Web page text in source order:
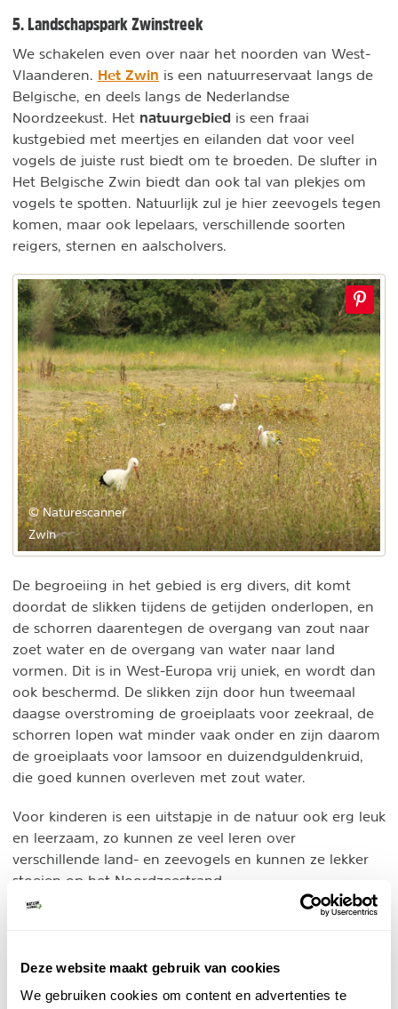
Deze website maakt gebruik van cookies
We gebruiken cookies om content en advertenties te
5. Landschapspark Zwinstreek
We schakelen even over naar het noorden van West-
Vlaanderen. Het Zwin is een natuurreservaat langs de
Belgische, en deels langs de Nederlandse
Noordzeekust. Het natuurgebied is een fraai
kustgebied met meertjes en eilanden dat voor veel
vogels de juiste rust biedt om te broeden. De slufter in
Het Belgische Zwin biedt dan ook tal van plekjes om
vogels te spotten. Natuurlijk zul je hier zeevogels tegen
komen, maar ook lepelaars, verschillende soorten
reigers, sternen en aalscholvers.
© Naturescanner
Zwin
De begroeiing in het gebied is erg divers, dit komt
doordat de slikken tijdens de getijden onderlopen, en
de schorren daarentegen de overgang van zout naar
zoet water en de overgang van water naar land
vormen. Dit is in West-Europa vrij uniek, en wordt dan
ook beschermd. De slikken zijn door hun tweemaal
daagse overstroming de groeiplaats voor zeekraal, de
schorren lopen wat minder vaak onder en zijn daarom
de groeiplaats voor lamsoor en duizendguldenkruid,
die goed kunnen overleven met zout water.
Voor kinderen is een uitstapje in de natuur ook erg leuk
en leerzaam, zo kunnen ze veel leren over
verschillende land- en zeevogels en kunnen ze lekker
stoeien op het Noordzeestrand.
Vind leuke overnachtingen in de omgeving.
Heerlijk uitwaaien en vogels spotten.